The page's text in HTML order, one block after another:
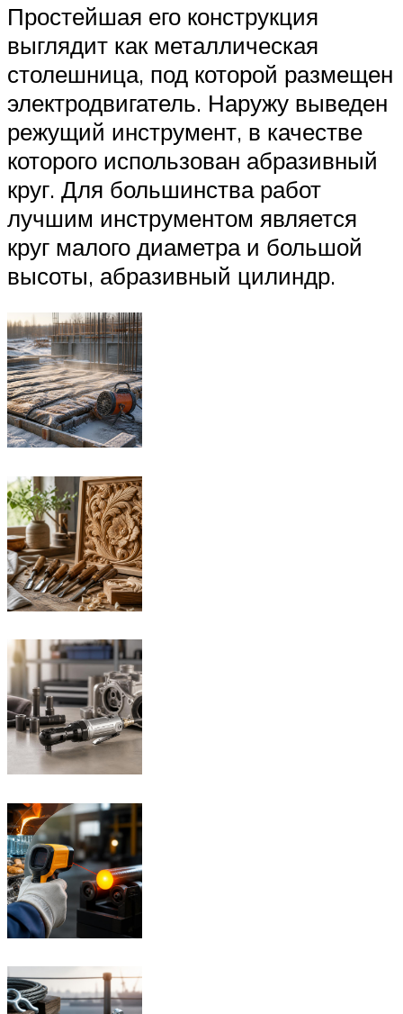
Простейшая его конструкция
выглядит как металлическая
столешница, под которой размещен
электродвигатель. Наружу выведен
режущий инструмент, в качестве
которого использован абразивный
круг. Для большинства работ
лучшим инструментом является
круг малого диаметра и большой
высоты, абразивный цилиндр.